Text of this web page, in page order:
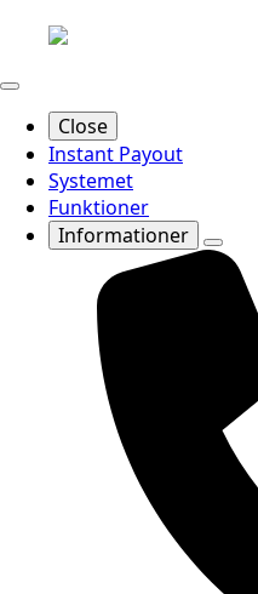
Close
Instant Payout
Systemet
Funktioner
Informationer